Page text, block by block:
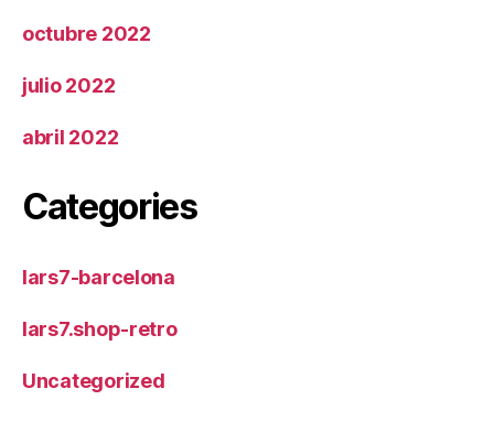
octubre 2022
julio 2022
abril 2022
Categories
lars7-barcelona
lars7.shop-retro
Uncategorized